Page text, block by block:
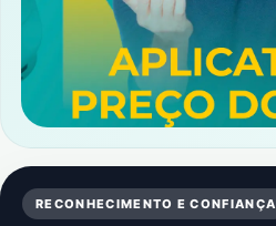
RECONHECIMENTO E CONFIANÇA